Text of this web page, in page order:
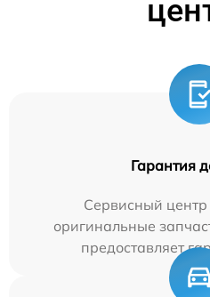
Гарантия
Сервисный центр
оригинальные
предоставляет